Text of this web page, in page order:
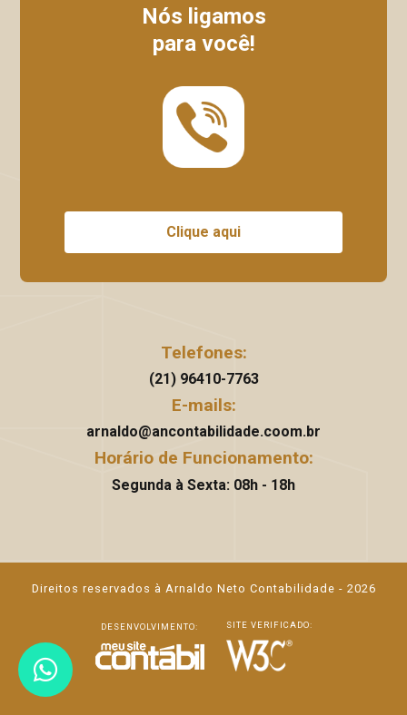
Nós ligamos
para você!
Clique aqui
Telefones:
(21) 96410-7763
E-mails:
arnaldo@ancontabilidade.coom.br
Horário de Funcionamento:
Segunda à Sexta: 08h - 18h
Direitos reservados à Arnaldo Neto Contabilidade - 2026
DESENVOLVIMENTO: SITE VERIFICADO: